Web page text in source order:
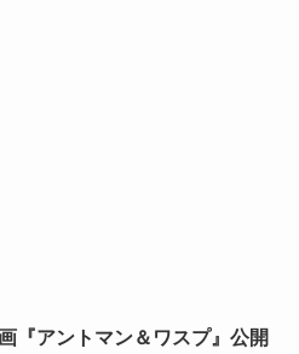
『アントマン＆ワスプ』公開